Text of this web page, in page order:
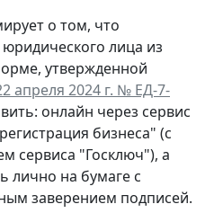
о том, что
лица из
утвержденной
апреля 2024 г. № ЕД-7-
онлайн через сервис
бизнеса" (с
сервиса "Госключ"), а
лично на бумаге с
заверением подписей.